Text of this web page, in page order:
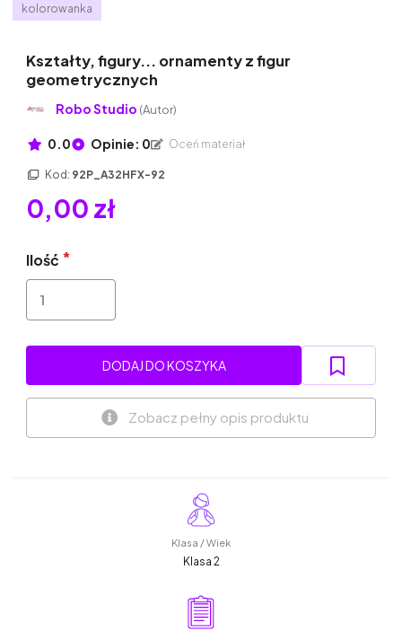
kolorowanka
Kształty, figury... ornamenty z figur
geometrycznych
Robo Studio (Autor)
0.0 Opinie: 0 Oceń materiał
Kod: 92P_A32HFX-92
0,00 zł
Ilość
DODAJ DO KOSZYKA
Zobacz pełny opis produktu
Klasa / Wiek
Klasa 2